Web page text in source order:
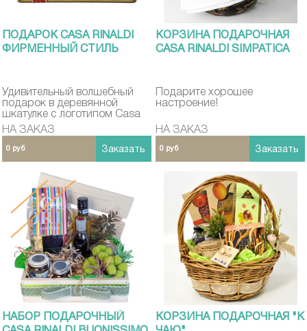
ПОДАРОК CASA RINALDI
ФИРМЕННЫЙ СТИЛЬ
Удивительный волшебный
подарок в деревянной
шкатулке с логотипом Casa
Rinaldi
НА ЗАКАЗ
0 руб Заказать
КОРЗИНА ПОДАРОЧНАЯ
CASA RINALDI SIMPATICA
Подарите хорошее
настроение!
НА ЗАКАЗ
0 руб Заказать
НАБОР ПОДАРОЧНЫЙ
КОРЗИНА ПОДАРОЧНАЯ "К